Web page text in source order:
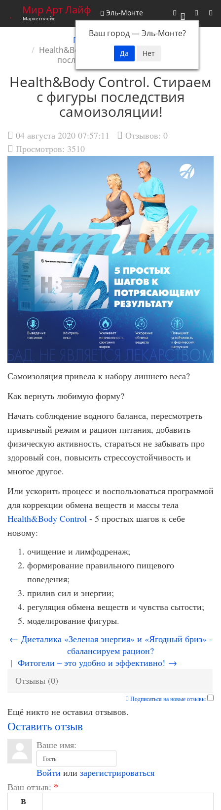
0
Мир Арт Лайф
Маркетплейс
Эль-Монте
Ваш город —Эль-Монте?
Главная
Новости
Health&Body Control. Стираем с фигуры
последствия самоизоляции
Health&Body Control. Стираем
с фигуры последствия
самоизоляции!
04 августа 2020 07:57:11 Отзывов: 0
Просмотров: 3510
Самоизоляция привела к набору лишнего веса?
Как вернуть любимую форму?
Начать соблюдение водного баланса, пересмотреть
привычный режим и рацион питания, добавить
физическую активность, стараться не забывать про
здоровый сон, повысить стрессоустойчивость и
многое другое.
Или ускорить процесс и воспользоваться программой
для коррекции обмена веществ и массы тела
Health&Body Control - 5 простых шагов к себе
новому:
очищение и лимфодренаж;
формирование правильного пищевого
поведения;
прилив сил и энергии;
регуляция обмена веществ и чувства сытости;
моделирование фигуры.
← Диеталика «Зеленая энергия» и «Ягодный бриз» -
сбалансируем рацион?
| Фитогели – это удобно и эффективно! →
Отзывы (0)
Подписаться на новые отзывы
Ещё никто не оставил отзывов.
Оставить отзыв
Ваше имя:
Войти или зарегистрироваться
Ваш отзыв: *
